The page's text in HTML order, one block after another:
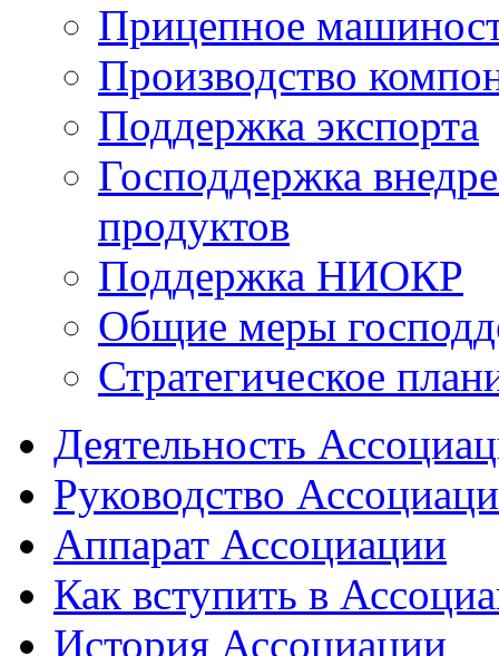
Прицепное
Производство
Поддержка экспорта
Господдержка
продуктов
Поддержка НИОКР
Общие меры
Стратегическое
Деятельность
Руководство
Аппарат Ассоциации
Как вступить в
История Ассоциации